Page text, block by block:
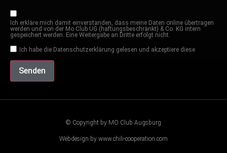
Ich erkläre mich damit einverstanden, dass meine Daten online übertragen
werden und von der Mo Club UG (haftungsbeschränkt) & Co. KG intern
gespeichert werden. Eine Weitergabe an Dritte erfolgt nicht.
Ich habe die Datenschutzerklärung gelesen und akzeptiere diese
Senden
© Copyright by MO Club Augsburg
Webdesign by www.chili-cooperation.com